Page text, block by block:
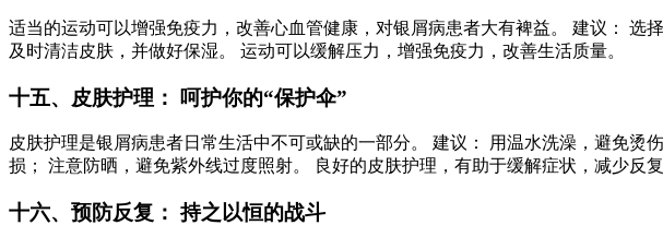
适当的运动可以增强免疫力，改善心血管健康，对银屑病患者大有裨益。 建议：
及时清洁皮肤，并做好保湿。 运动可以缓解压力，增强免疫力，改善生活质量。
十五、皮肤护理： 呵护你的“保护伞”
皮肤护理是银屑病患者日常生活中不可或缺的一部分。 建议： 用温水洗澡，避免
损； 注意防晒，避免紫外线过度照射。 良好的皮肤护理，有助于缓解症状，减少反复
十六、预防反复： 持之以恒的战斗